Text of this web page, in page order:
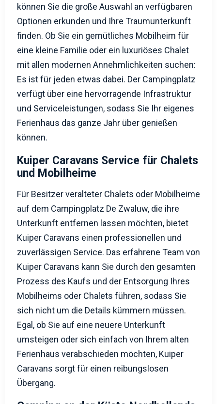
können Sie die große Auswahl an verfügbaren
Optionen erkunden und Ihre Traumunterkunft
finden. Ob Sie ein gemütliches Mobilheim für
eine kleine Familie oder ein luxuriöses Chalet
mit allen modernen Annehmlichkeiten suchen:
Es ist für jeden etwas dabei. Der Campingplatz
verfügt über eine hervorragende Infrastruktur
und Serviceleistungen, sodass Sie Ihr eigenes
Ferienhaus das ganze Jahr über genießen
können.
Kuiper Caravans Service für Chalets
und Mobilheime
Für Besitzer veralteter Chalets oder Mobilheime
auf dem Campingplatz De Zwaluw, die ihre
Unterkunft entfernen lassen möchten, bietet
Kuiper Caravans einen professionellen und
zuverlässigen Service. Das erfahrene Team von
Kuiper Caravans kann Sie durch den gesamten
Prozess des Kaufs und der Entsorgung Ihres
Mobilheims oder Chalets führen, sodass Sie
sich nicht um die Details kümmern müssen.
Egal, ob Sie auf eine neuere Unterkunft
umsteigen oder sich einfach von Ihrem alten
Ferienhaus verabschieden möchten, Kuiper
Caravans sorgt für einen reibungslosen
Übergang.